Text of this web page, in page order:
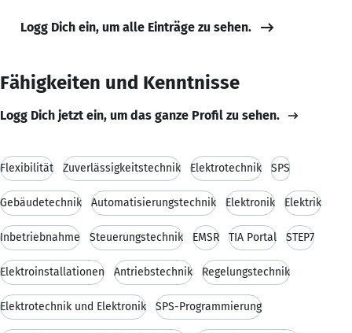
Logg Dich ein, um alle Einträge zu sehen.
Fähigkeiten und Kenntnisse
Logg Dich jetzt ein, um das ganze Profil zu sehen.
Flexibilität Zuverlässigkeitstechnik Elektrotechnik SPS
Gebäudetechnik Automatisierungstechnik Elektronik Elektrik
Inbetriebnahme Steuerungstechnik EMSR TIA Portal STEP7
Elektroinstallationen Antriebstechnik Regelungstechnik
Elektrotechnik und Elektronik SPS-Programmierung